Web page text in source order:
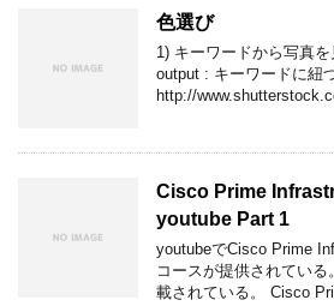
色選び
1) キーワードから写真
output : キーワードに紐
http://
Cisco Prime
youtube Part 1
youtubeでCisco Prime
コースが提供されてい
載されている。 Cisco